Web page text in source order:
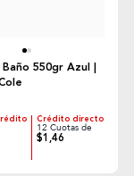
550gr Azul |
Crédito directo
12 Cuotas de
$1,46